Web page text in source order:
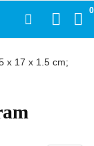
0
x 17 x 1.5 cm;